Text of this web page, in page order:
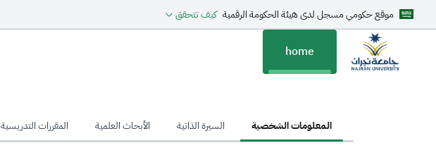
موقع حكومي مسجل لدى هيئة الحكومة الرقمية كيف تتحقق
home
المعلومات الشخصية السيرة الذاتية الأبحاث العلمية المقررات التدريسية